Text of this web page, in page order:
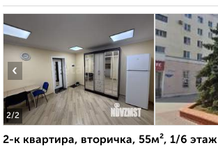
2/2
‹
2-к квартира, вторичка, 55м², 1/6 этаж